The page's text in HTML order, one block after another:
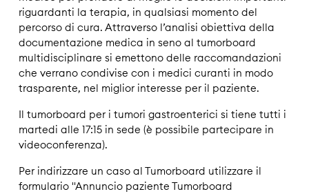
riguardanti la terapia, in qualsiasi momento del
percorso di cura. Attraverso l’analisi obiettiva della
documentazione medica in seno al tumorboard
multidisciplinare si emettono delle raccomandazioni
che verrano condivise con i medici curanti in modo
trasparente, nel miglior interesse per il paziente.
Il tumorboard per i tumori gastroenterici si tiene tutti i
martedi alle 17:15 in sede (è possibile partecipare in
videoconferenza).
Per indirizzare un caso al Tumorboard utilizzare il
formulario "Annuncio paziente Tumorboard